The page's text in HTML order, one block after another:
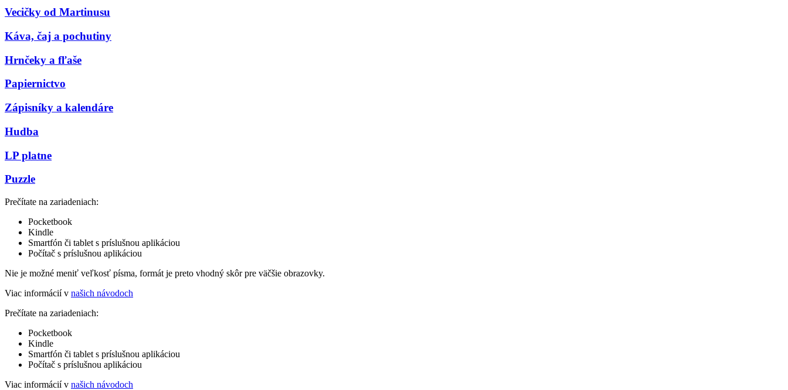
Vecičky od Martinusu
Káva, čaj a pochutiny
Hrnčeky a fľaše
Papiernictvo
Zápisníky a kalendáre
Hudba
LP platne
Puzzle
Prečítate na zariadeniach:
Pocketbook
Kindle
Smartfón či tablet s príslušnou aplikáciou
Počítač s príslušnou aplikáciou
Nie je možné meniť veľkosť písma, formát je preto vhodný skôr pre väčšie obrazovky.
Viac informácií v našich návodoch
Prečítate na zariadeniach:
Pocketbook
Kindle
Smartfón či tablet s príslušnou aplikáciou
Počítač s príslušnou aplikáciou
Viac informácií v našich návodoch